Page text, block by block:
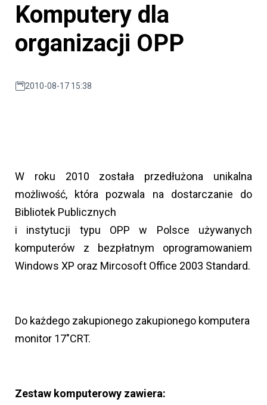
Komputery dla
organizacji OPP
2010-08-17 15:38
W roku 2010 została przedłużona unikalna
możliwość, która pozwala na dostarczanie do
Bibliotek Publicznych
i instytucji typu OPP w Polsce używanych
komputerów z bezpłatnym oprogramowaniem
Windows XP oraz Mircosoft Office 2003 Standard.
Do każdego zakupionego zakupionego komputera
monitor 17"CRT.
Zestaw komputerowy zawiera: